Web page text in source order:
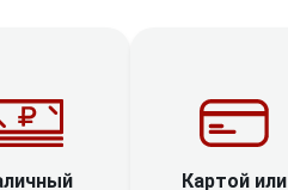
Картой или